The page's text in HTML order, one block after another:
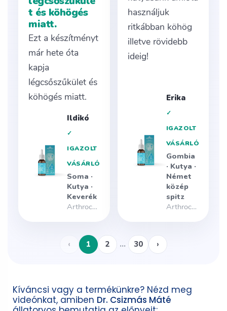
Kíváncsi vagy a termékünkre? Nézd meg
videónkat, amiben Dr. Csizmás Máté